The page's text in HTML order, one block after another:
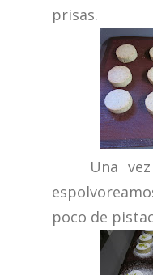
prisas.
Una vez
poco de